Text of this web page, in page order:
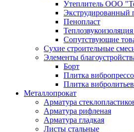
Утеплитель ООО
Экструдированный
Пенопласт
Сопутствующие
Сухие строительные
Элементы
Борт
Плитка
Плитка
Металлопрокат
Арматура
Арматура рифленая
Арматура гладкая
Листы стальные